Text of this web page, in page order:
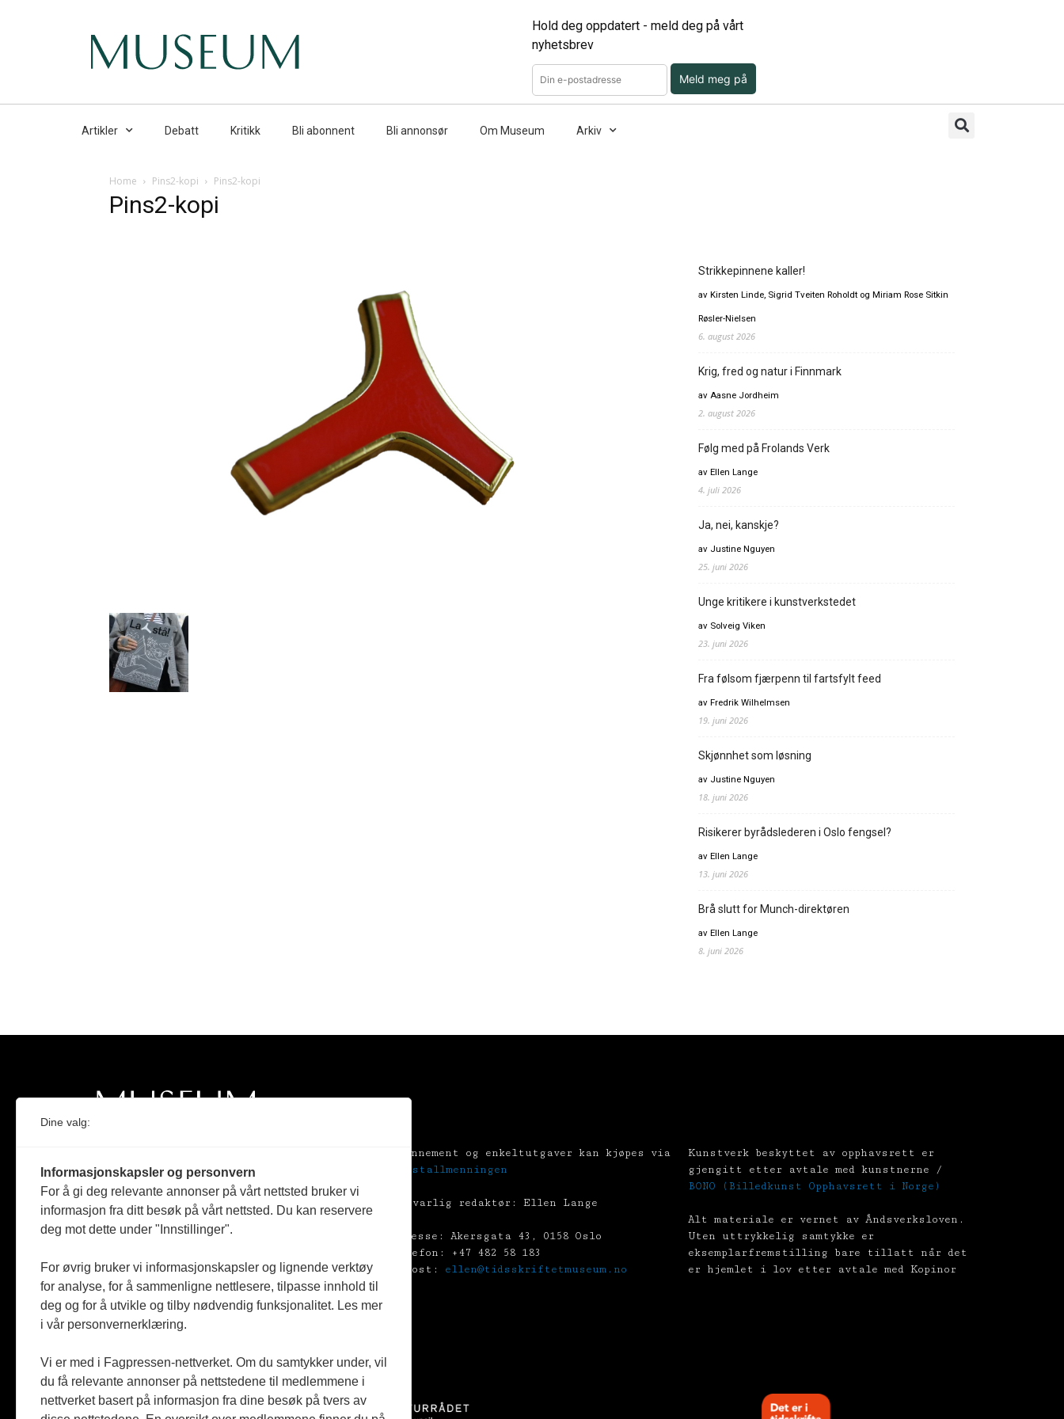
Hold deg oppdatert - meld deg på vårt
nyhetsbrev
Meld meg på
Artikler Debatt Kritikk Bli abonnent Bli annonsør Om Museum Arkiv
Home Pins2-kopi Pins2-kopi
Pins2-kopi
Strikkepinnene kaller!
av Kirsten Linde, Sigrid Tveiten Roholdt og Miriam Rose Sitkin
Røsler-Nielsen
6. august 2026
Krig, fred og natur i Finnmark
av Aasne Jordheim
2. august 2026
Følg med på Frolands Verk
av Ellen Lange
4. juli 2026
Ja, nei, kanskje?
av Justine Nguyen
25. juni 2026
Unge kritikere i kunstverkstedet
av Solveig Viken
23. juni 2026
Fra følsom fjærpenn til fartsfylt feed
av Fredrik Wilhelmsen
19. juni 2026
Skjønnhet som løsning
av Justine Nguyen
18. juni 2026
Risikerer byrådslederen i Oslo fengsel?
av Ellen Lange
13. juni 2026
Brå slutt for Munch-direktøren
av Ellen Lange
8. juni 2026
Medlem i Norsk tidsskriftforening og
Fagpressen
Støttet av Kulturrådet og Norges
Følger Redaktørplakaten og Vær Varsom-
plakaten
Abonnement og enkeltutgaver kan kjøpes via
Tekstallmenningen
Ansvarlig redaktør: Ellen Lange
Adresse: Akersgata 43, 0158 Oslo
Telefon: +47 482 58 183
E-post: ellen@tidsskriftetmuseum.no
Kunstverk beskyttet av opphavsrett er
gjengitt etter avtale med kunstnerne /
BONO (Billedkunst Opphavsrett i Norge)
Alt materiale er vernet av Åndsverksloven.
Uten uttrykkelig samtykke er
eksemplarfremstilling bare tillatt når det
er hjemlet i lov etter avtale med Kopinor
Dine valg:
Informasjonskapsler og personvern
For å gi deg relevante annonser på vårt nettsted bruker vi
informasjon fra ditt besøk på vårt nettsted. Du kan reservere
deg mot dette under "Innstillinger".
For øvrig bruker vi informasjonskapsler og lignende verktøy
for analyse, for å sammenligne nettlesere, tilpasse innhold til
deg og for å utvikle og tilby nødvendig funksjonalitet. Les mer
i vår personvernerklæring.
Vi er med i Fagpressen-nettverket. Om du samtykker under, vil
du få relevante annonser på nettstedene til medlemmene i
nettverket basert på informasjon fra dine besøk på tvers av